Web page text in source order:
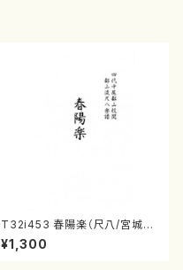
T32i453 春陽楽（尺八/宮城道
雄/楽譜）都山流公刊楽譜曲番:2
160
¥1,300